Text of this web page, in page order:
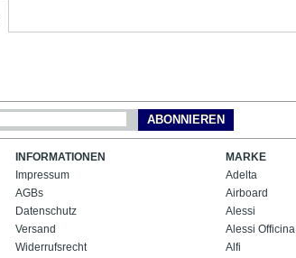
ABONNIEREN
INFORMATIONEN
Impressum
AGBs
Datenschutz
Versand
Widerrufsrecht
MARKE
Adelta
Airboard
Alessi
Alessi Officina
Alfi